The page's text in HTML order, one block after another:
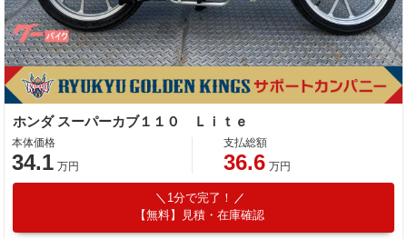
ホンダ スーパーカブ１１０ Ｌｉｔｅ
本体価格
34.1 万円
支払総額
36.6 万円
1分で完了！
【無料】見積・在庫確認